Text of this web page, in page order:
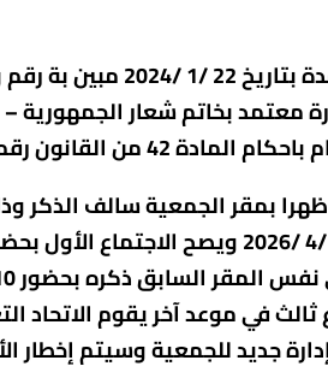
وتقدم طلبات الترشيح علي النموذج المعد
معتمد بخاتم شعار الجمهورية
رقم 14 لسنة 1981.
ويعقد اجتماع الجمعية العمومية الطارئة يوم السبت الموافق 11 /7/ 2026 الساعة
الإدارة بجلسة 12 /5/ 2026 وطبقا لتفويض الاتحاد التعاونى
في موعد آخر يقوم الاتحاد
رقم 14 لسنة 1981 وذلك لانتخاب مجلس إدارة جديد